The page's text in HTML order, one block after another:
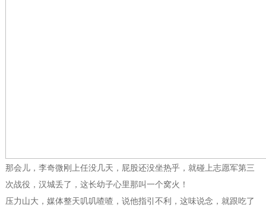
那会儿，李奇微刚上任没几天，屁股还没坐热乎，就碰上志愿军第三
次战役，汉城丢了，这长幼子心里那叫一个窝火！
压力山大，媒体整天叽叽喳喳，说他指引不利，这味说念，就跟吃了